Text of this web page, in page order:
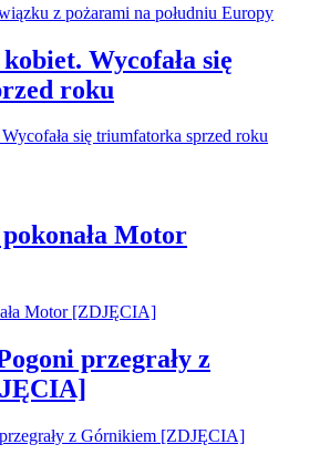
Wycofała się
roku
Motor
przegrały z